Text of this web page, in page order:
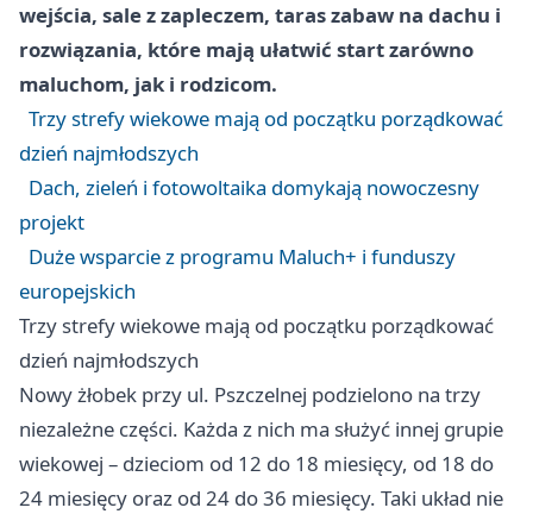
wejścia, sale z zapleczem, taras zabaw na dachu i
rozwiązania, które mają ułatwić start zarówno
maluchom, jak i rodzicom.
Trzy strefy wiekowe mają od początku porządkować
dzień najmłodszych
Dach, zieleń i fotowoltaika domykają nowoczesny
projekt
Duże wsparcie z programu Maluch+ i funduszy
europejskich
Trzy strefy wiekowe mają od początku porządkować
dzień najmłodszych
Nowy żłobek przy ul. Pszczelnej podzielono na trzy
niezależne części. Każda z nich ma służyć innej grupie
wiekowej – dzieciom od 12 do 18 miesięcy, od 18 do
24 miesięcy oraz od 24 do 36 miesięcy. Taki układ nie